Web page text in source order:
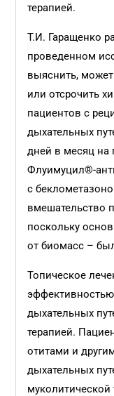
терапией.
Т.И. Гаращенко
проведенном
выяснить,
или отсрочить
пациентов с
дыхательных
дней в месяц на
Флуимуцил®-
с
вмешательство
поскольку
от биомасс –
Топическое
дыхательных
терапией.
отитами и
дыхательных
муколитической